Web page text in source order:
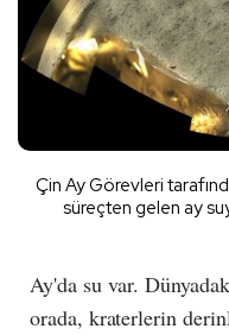
Çin Ay Görevleri
süreçten gelen ay
Ay'da su var.
orada, kraterlerin